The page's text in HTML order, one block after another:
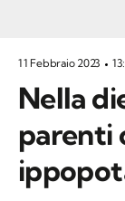
11 Febbraio 2023
Nella
parenti